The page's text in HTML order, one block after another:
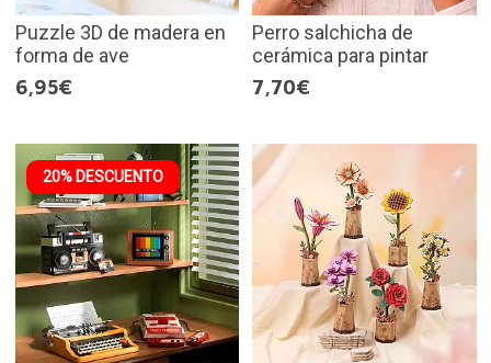
Puzzle 3D de madera en
forma de ave
6,95€
Perro salchicha de
cerámica para pintar
7,70€
20% DESCUENTO